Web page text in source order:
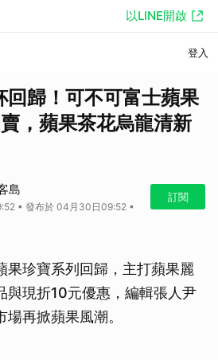
以LINE開啟
登入
回歸！可不可富士蘋果
，蘋果茶花烏龍清新
島
• 發布於 04月30日09:52 •
訂閱
果珍寶系列回歸，主打蘋果麗
與現折10元優惠，編輯張人尹
再掀蘋果風潮。